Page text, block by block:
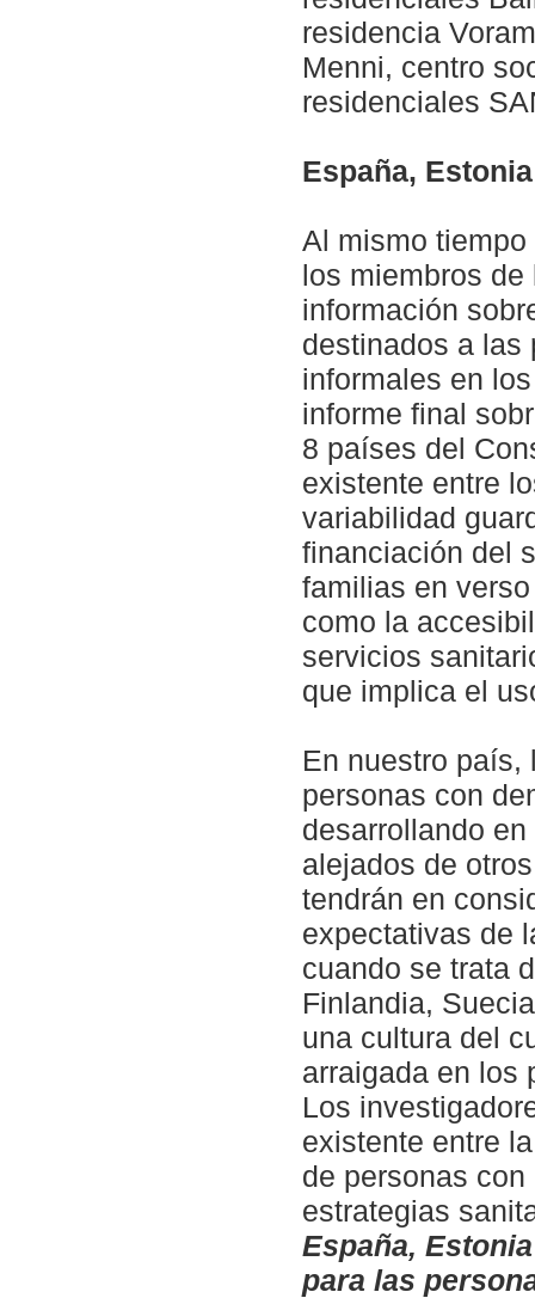
residencia
Menni, centro
residenciales
España,
Al mismo
los miembros
información
destinados a las
informales en
informe final
8 países del
existente entre
variabilidad
financiación del
familias en
como la
servicios
que implica el
En nuestro país,
personas con
desarrollando
alejados de
tendrán en
expectativas de
cuando se trata
Finlandia,
una cultura del
arraigada en los
Los
existente entre
de personas
estrategias
España,
para las